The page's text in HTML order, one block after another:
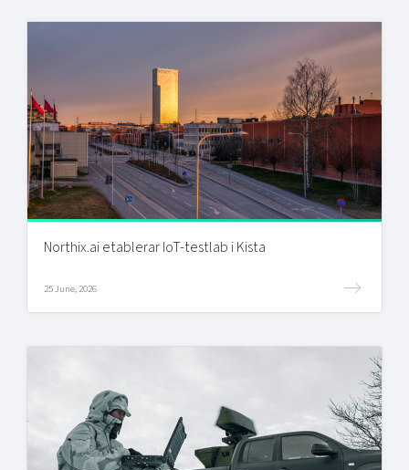
Northix.ai etablerar IoT-testlab i Kista
25 June, 2026